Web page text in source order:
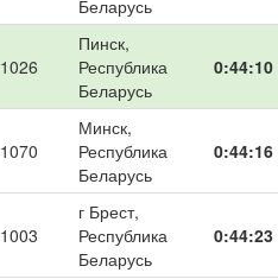
Беларусь
1026
Пинск,
Республика
Беларусь
0:44:10
1070
Минск,
Республика
Беларусь
0:44:16
1003
г Брест,
Республика
Беларусь
0:44:23